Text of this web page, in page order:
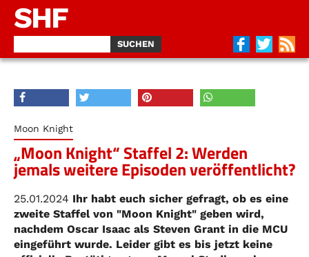
SHF
Moon Knight
„Moon Knight“ Staffel 2: Werden
jemals weitere Episoden veröffentlicht?
25.01.2024 Ihr habt euch sicher gefragt, ob es eine
zweite Staffel von "Moon Knight" geben wird,
nachdem Oscar Isaac als Steven Grant in die MCU
eingeführt wurde. Leider gibt es bis jetzt keine